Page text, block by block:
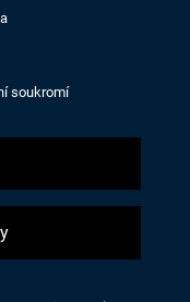
soukromí